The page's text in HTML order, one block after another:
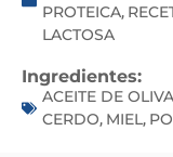
PROTEICA,
LACTOSA
Ingredientes:
ACEITE DE OLIVA
CERDO, MIEL,